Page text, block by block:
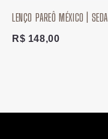
LENÇO PAREÔ MÉXICO | SEDA
R$ 148,00